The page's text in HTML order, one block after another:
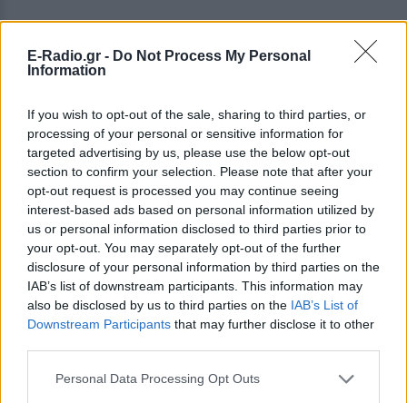
E-Radio.gr - Do Not Process My Personal
Information
If you wish to opt-out of the sale, sharing to third parties, or
processing of your personal or sensitive information for
targeted advertising by us, please use the below opt-out
section to confirm your selection. Please note that after your
opt-out request is processed you may continue seeing
interest-based ads based on personal information utilized by
us or personal information disclosed to third parties prior to
your opt-out. You may separately opt-out of the further
disclosure of your personal information by third parties on the
IAB’s list of downstream participants. This information may
also be disclosed by us to third parties on the IAB’s List of
Downstream Participants that may further disclose it to other
Personal Data Processing Opt Outs